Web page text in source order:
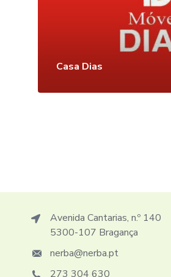
Casa Dias
Avenida Cantarias, n.º 140
5300-107 Bragança
nerba@nerba.pt
273 304 630